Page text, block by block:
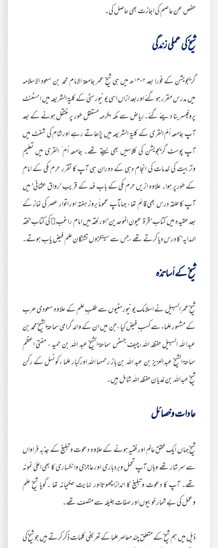
حفص عن عاصم کی اجازت بھی حاصل کی۔
شیخ کی عملی زندگی
گریجویشن کے فورا بعد ۱۴۰۲ھ میں ہی شیخ عمر جامعة الامام محمد بن سعود الاسلامہ
میں مدرس مقرر ہو گئے اوربعد اَزاں اسی یونیورسٹی کے کلیة الشریعہ میں اسسٹنٹ
پروفیسربنا دیئے گئے۔ریاض سے مکہ مکرمہ مستقل طور پر منتقل ہونے کے بعد
آپ جامعہ اُمّ القری کے کلیة الشریعہ میں پڑھاتے رہے اورشام کی شفٹ میں
آپ پوسٹ گریجویشن کی کلاسیں بھی لیتے تھے۔ جامعہ اُم ّ القری میں تعلیم
وتربیت کی خدمات کی انجام دہی کے دوران ہی آپ کا تقرر حرم مکی کے امام
کے طورپر ہوا۔ علاوہ ازیں حرم مکی کے بابِ فہد کے قریب 'رواق عثمانی' میں
آپ کا حلقہ درس بھی قائم تھا، جہاںآ پ عموماً بروز ہفتہ اور اتوار عصر کی نماز کے
بعدعقیدہ میں کتاب 'قرة عيون الموحدين' اور فقہ میں امام راغب کی کتاب 'فقہ
الہدایہ' کا درس دیا کرتے تھے ،جس سے سینکڑوں تشنگان علم فیض یاب ہوتے۔
شیخ کے اَساتذہ
شیخ عمر السبیل نے اسلامک یونیورسٹیوں سے طلب ِعلم کے علاوہ سعودی عرب
کے مشہور علماء سے کسب ِفیض کیا ،جن میں ان کے والد گرامی سماحةالشیخ محمد بن
عبدا للہ السبیل حفظہ اللہ،چیف جسٹس سماحة الشیخ عبد اللہ بن حمید ، مفتی اعظم
سماحة الشیخ عبد العزیز بن عبد اللہ بن باز رحمہما اللہ اورکبار علما ء کونسل کے رکن
شیخ عبداللہ بن غدیان حفظہ اللہ شامل ہیں۔
عادات وخصائل
شیخ جہاں ایک محقق عالم اور فقیہ ہونے کے علاوہ دعوت وتبلیغ کے جذبہ فراواں
سے سرشار تھے وہاں آپ تحمل وبردباری اور عاجزی وانکساری کا بھی اعلیٰ نمونہ
تھے۔ آپ کا دعوت وتبلیغ کا اندازاچھوتااور نہایت حکیمانہ تھا ۔گویا شیخ علم
وعمل کی بے شمار خوبیوں اور صفات جلیلہ سے متصف تھے۔
ذیل میں ہم شیخ کے متعلق چند معاصرعلما کے تعریفی کلمات ذکر کرتے ہیں جو شیخ کی